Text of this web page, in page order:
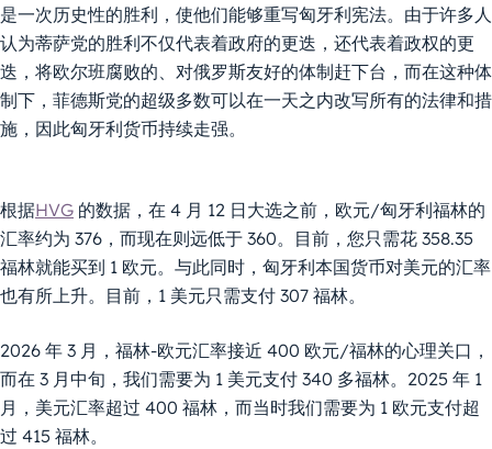
是一次历史性的胜利，使他们能够重写匈牙利宪法。由于许多人
认为蒂萨党的胜利不仅代表着政府的更迭，还代表着政权的更
迭，将欧尔班腐败的、对俄罗斯友好的体制赶下台，而在这种体
制下，菲德斯党的超级多数可以在一天之内改写所有的法律和措
施，因此匈牙利货币持续走强。
根据HVG 的数据，在 4 月 12 日大选之前，欧元/匈牙利福林的
汇率约为 376，而现在则远低于 360。目前，您只需花 358.35
福林就能买到 1 欧元。与此同时，匈牙利本国货币对美元的汇率
也有所上升。目前，1 美元只需支付 307 福林。
2026 年 3 月，福林-欧元汇率接近 400 欧元/福林的心理关口，
而在 3 月中旬，我们需要为 1 美元支付 340 多福林。2025 年 1
月，美元汇率超过 400 福林，而当时我们需要为 1 欧元支付超
过 415 福林。